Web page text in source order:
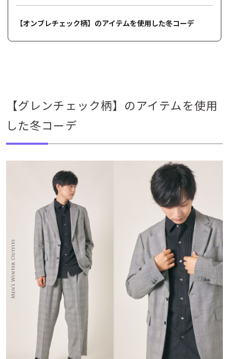
【オンブレチェック柄】のアイテムを使用した冬コーデ
【グレンチェック柄】のアイテムを使用
した冬コーデ